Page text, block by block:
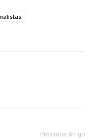
Próximos Artigo